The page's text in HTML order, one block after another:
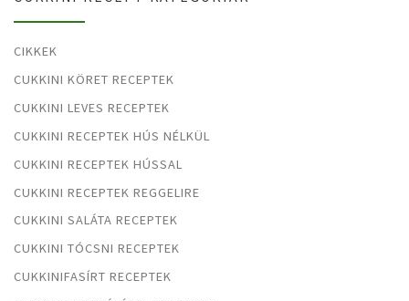
CIKKEK
CUKKINI KÖRET RECEPTEK
CUKKINI LEVES RECEPTEK
CUKKINI RECEPTEK HÚS NÉLKÜL
CUKKINI RECEPTEK HÚSSAL
CUKKINI RECEPTEK REGGELIRE
CUKKINI SALÁTA RECEPTEK
CUKKINI TÓCSNI RECEPTEK
CUKKINIFASÍRT RECEPTEK